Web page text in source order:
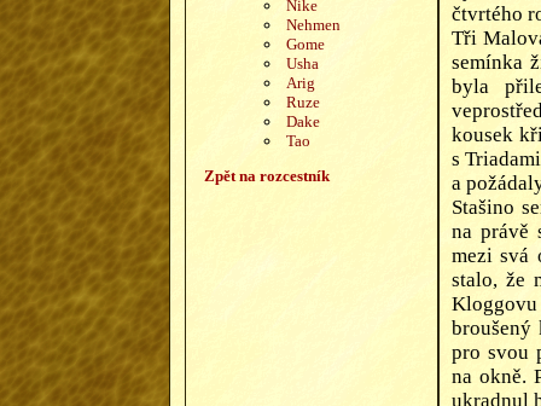
Nike
Nehmen
Gome
Usha
Arig
Ruze
Dake
Tao
Zpět na rozcestník
čtvrtého
Tři
semínka
byla
kousek
s
a
Stašino
na právě
mezi svá
stalo, že
broušený
pro svou
na okně.
ukradnul